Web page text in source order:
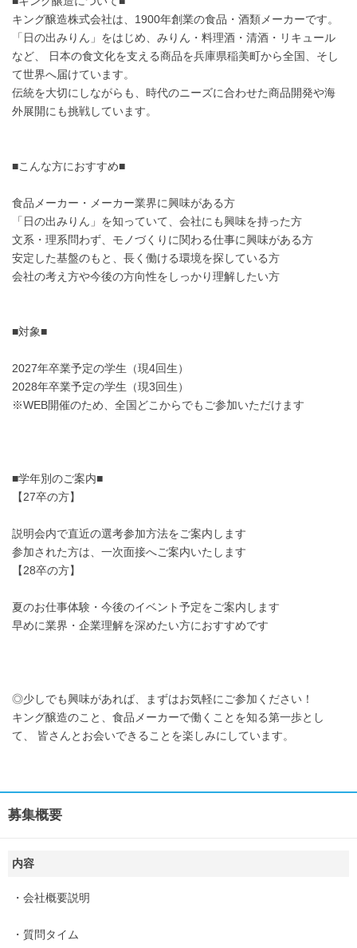
キング醸造株式会社は、1900年創業の食品・酒類メーカーです。
「日の出みりん」をはじめ、みりん・料理酒・清酒・リキュール
など、 日本の食文化を支える商品を兵庫県稲美町から全国、そし
て世界へ届けています。
伝統を大切にしながらも、時代のニーズに合わせた商品開発や海
外展開にも挑戦しています。
■こんな方におすすめ■
食品メーカー・メーカー業界に興味がある方
「日の出みりん」を知っていて、会社にも興味を持った方
文系・理系問わず、モノづくりに関わる仕事に興味がある方
安定した基盤のもと、長く働ける環境を探している方
会社の考え方や今後の方向性をしっかり理解したい方
■対象■
2027年卒業予定の学生（現4回生）
2028年卒業予定の学生（現3回生）
※WEB開催のため、全国どこからでもご参加いただけます
■学年別のご案内■
【27卒の方】
説明会内で直近の選考参加方法をご案内します
参加された方は、一次面接へご案内いたします
【28卒の方】
夏のお仕事体験・今後のイベント予定をご案内します
早めに業界・企業理解を深めたい方におすすめです
◎少しでも興味があれば、まずはお気軽にご参加ください！
キング醸造のこと、食品メーカーで働くことを知る第一歩とし
て、 皆さんとお会いできることを楽しみにしています。
募集概要
内容
・会社概要説明
・質問タイム